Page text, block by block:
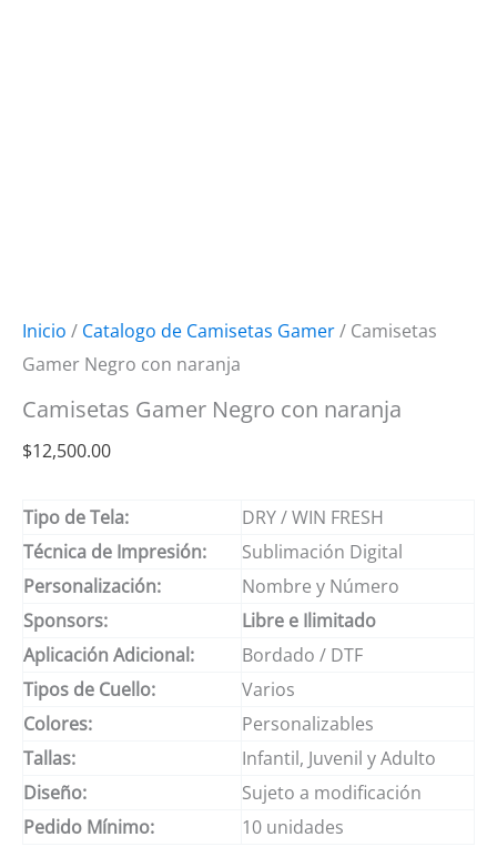
Inicio / Catalogo de Camisetas Gamer/ Camisetas
Gamer Negro con naranja
Camisetas Gamer Negro con naranja
$12,500.00
Tipo de Tela:
DRY / WIN FRESH
Técnica de Impresión:
Sublimación Digital
Personalización:
Nombre y Número
Sponsors:
Libre e Ilimitado
Aplicación Adicional:
Bordado / DTF
Tipos de Cuello:
Varios
Colores:
Personalizables
Tallas:
Infantil, Juvenil y Adulto
Diseño:
Sujeto a modificación
Pedido Mínimo:
10 unidades